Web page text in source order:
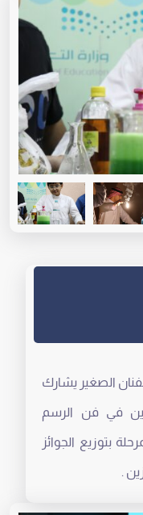
الصغير يشارك
في فن الرسم
بتوزيع الجوائز
.